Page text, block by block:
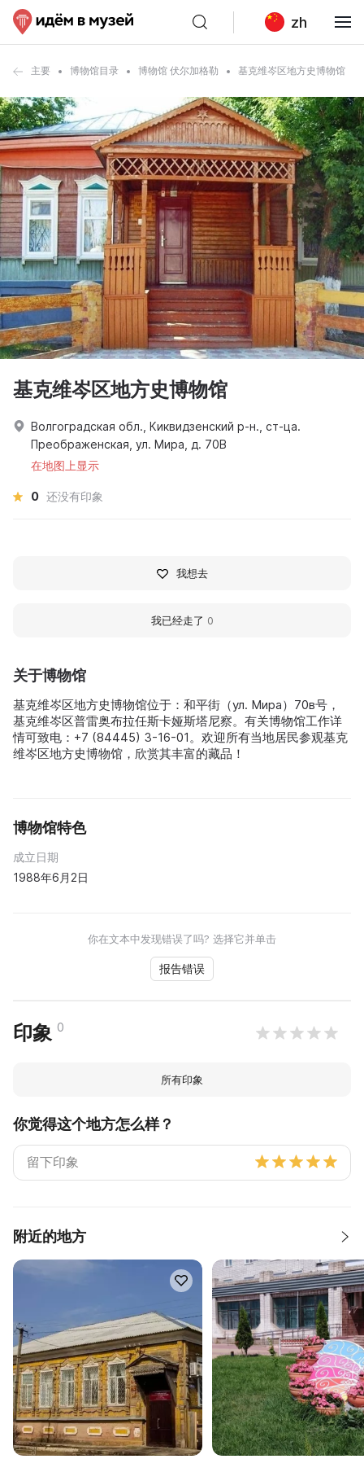
zh
主要 博物馆目录 博物馆 伏尔加格勒 基克维岑区地方史博物馆
关于博物馆
基克维岑区地方史博物馆位于：和平街（ул. Мира）70в号，
基克维岑区普雷奥布拉任斯卡娅斯塔尼察。有关博物馆工作详
情可致电：+7 (84445) 3-16-01。欢迎所有当地居民参观基克
维岑区地方史博物馆，欣赏其丰富的藏品！
博物馆特色
成立日期
1988年6月2日
你在文本中发现错误了吗? 选择它并单击
报告错误
印象 0
所有印象
你觉得这个地方怎么样？
附近的地方
基克维岑区地方史博物馆
Волгоградская обл., Киквидзенский р-н., ст-ца.
Преображенская, ул. Мира, д. 70В
在地图上显示
0 还没有印象
我想去
我已经走了 0